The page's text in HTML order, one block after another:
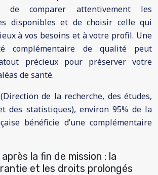
de comparer attentivement les
disponibles et de choisir celle qui
à vos besoins et à votre profil. Une
complémentaire de qualité peut
précieux pour préserver votre
de santé.
de la recherche, des études,
des statistiques), environ 95% de la
bénéficie d’une complémentaire
la fin de mission : la
et les droits prolongés